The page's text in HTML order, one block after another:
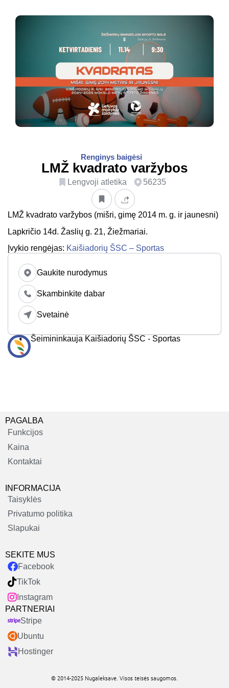
Renginys baigėsi
LMŽ kvadrato varžybos
Lengvoji atletika 56235
LMŽ kvadrato varžybos (mišri, gimę 2014 m. g. ir jaunesni)
Lapkričio 14d. Žaslių g. 21, Žiežmariai.
Įvykio rengėjas: Kaišiadorių ŠSC – Sportas
Gaukite nurodymus
Skambinkite dabar
Svetainė
Šeimininkauja Kaišiadorių ŠSC - Sportas
PAGALBA
Funkcijos
Kaina
Kontaktai
INFORMACIJA
Taisyklės
Privatumo politika
Slapukai
SEKITE MUS
Facebook
TikTok
Instagram
PARTNERIAI
Stripe
Ubuntu
Hostinger
© 2014-2025 Nugaleksave. Visos teisės saugomos.